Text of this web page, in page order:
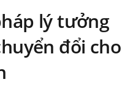
lý tưởng
đổi cho